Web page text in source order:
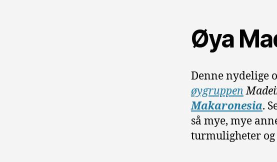
Øya
Denne nydelige
øygruppen
Makaronesia.
så mye, mye
turmuligheter